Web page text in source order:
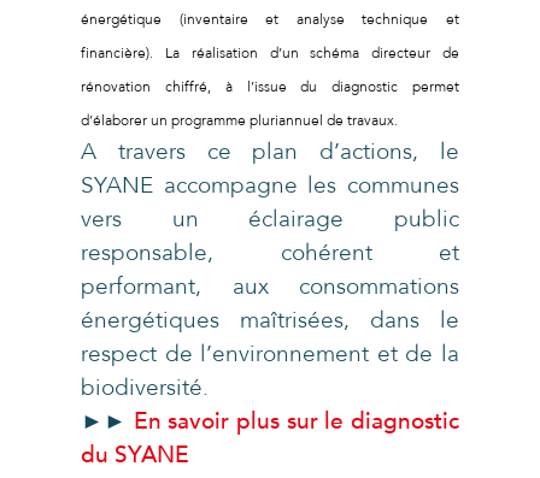
énergétique (inventaire et analyse technique et
financière). La réalisation d’un schéma directeur de
rénovation chiffré, à l’issue du diagnostic permet
d’élaborer un programme pluriannuel de travaux.
A travers ce plan d’actions, le
SYANE accompagne les communes
vers un éclairage public
responsable, cohérent et
performant, aux consommations
énergétiques maîtrisées, dans le
respect de l’environnement et de la
biodiversité.
►► En savoir plus sur le diagnostic
du SYANE